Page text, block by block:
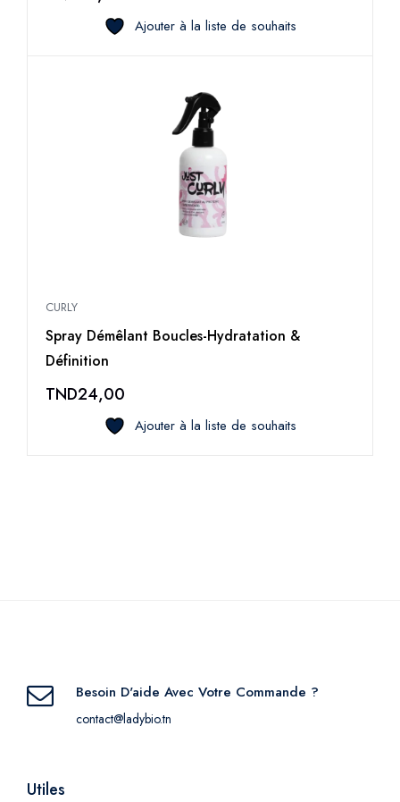
Ajouter à la liste de souhaits
CURLY
Spray Démêlant Boucles-Hydratation &
Définition
TND24,00
Ajouter à la liste de souhaits
Besoin D'aide Avec Votre Commande ?
contact@ladybio.tn
Utiles